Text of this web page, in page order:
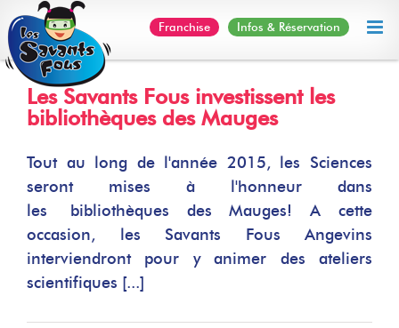
Skip
to
content
Infos & Réservation
Franchise
Les Savants Fous investissent les
bibliothèques des Mauges
Tout au long de l'année 2015, les Sciences
seront mises à l'honneur dans
les bibliothèques des Mauges! A cette
occasion, les Savants Fous Angevins
interviendront pour y animer des ateliers
scientifiques [...]